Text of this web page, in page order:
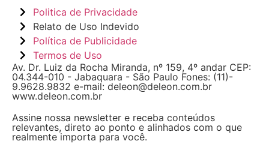
Politica de Privacidade
Relato de Uso Indevido
Política de Publicidade
Termos de Uso
Av. Dr. Luiz da Rocha Miranda, nº 159, 4º andar CEP:
04.344-010 - Jabaquara - São Paulo Fones: (11)-
9.9628.9832 e-mail: deleon@deleon.com.br
www.deleon.com.br
Assine nossa newsletter e receba conteúdos
relevantes, direto ao ponto e alinhados com o que
realmente importa para você.